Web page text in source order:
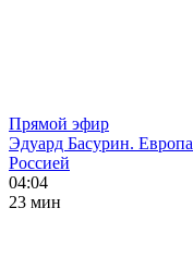
Прямой эфир
Эдуард Басурин.
Россией
04:04
23 мин